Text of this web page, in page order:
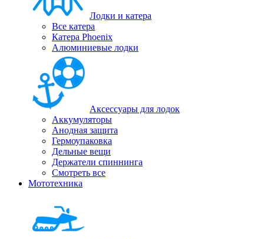
Лодки и катера
Все катера
Катера Phoenix
Алюминиевые лодки
Аксессуары для лодок
Аккумуляторы
Анодная защита
Гермоупаковка
Дельные вещи
Держатели спиннинга
Смотреть все
Мототехника